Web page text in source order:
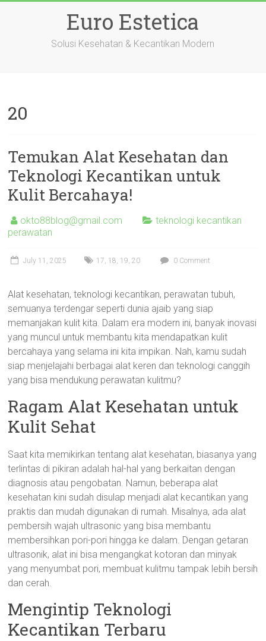
Euro Estetica
Solusi Kesehatan & Kecantikan Modern
20
Temukan Alat Kesehatan dan
Teknologi Kecantikan untuk
Kulit Bercahaya!
okto88blog@gmail.com
teknologi kecantikan
perawatan
July 11, 2025 17, 18, 19,20 0 Comment
Alat kesehatan, teknologi kecantikan, perawatan tubuh,
semuanya terdengar seperti dunia ajaib yang siap
memanjakan kulit kita. Dalam era modern ini, banyak inovasi
yang muncul untuk membantu kita mendapatkan kulit
bercahaya yang selama ini kita impikan. Nah, kamu sudah
siap menjelajahi berbagai alat keren dan teknologi canggih
yang bisa mendukung perawatan kulitmu?
Ragam Alat Kesehatan untuk
Kulit Sehat
Saat kita memikirkan tentang alat kesehatan, biasanya yang
terlintas di pikiran adalah hal-hal yang berkaitan dengan
diagnosis atau pengobatan. Namun, beberapa alat
kesehatan kini sudah disulap menjadi alat kecantikan yang
praktis dan mudah digunakan di rumah. Misalnya, ada alat
pembersih wajah ultrasonic yang bisa membantu
membersihkan pori-pori hingga ke dalam. Dengan getaran
ultrasonik, alat ini bisa mengangkat kotoran dan minyak
yang menyumbat pori, membuat kulitmu tampak lebih bersih
dan cerah.
Mengintip Teknologi
Kecantikan Terbaru